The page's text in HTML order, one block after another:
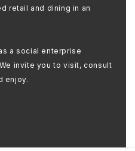
retail and dining in an
a social enterprise
invite you to visit, consult
enjoy.